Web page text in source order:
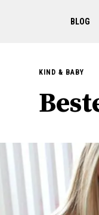
BLOG
KIND & BABY